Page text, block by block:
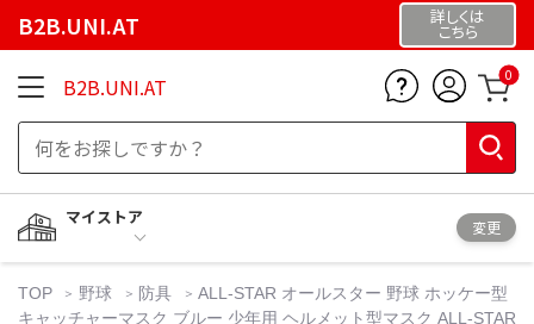
B2B.UNI.AT 詳しくは
こちら
B2B.UNI.AT 0
マイストア
変更
TOP 野球 防具
ALL-STAR オールスター 野球 ホッケー型
キャッチャーマスク ブルー 少年用 ヘルメット型マスク ALL-STAR